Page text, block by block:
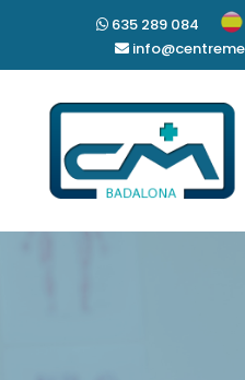
content
635 289 084